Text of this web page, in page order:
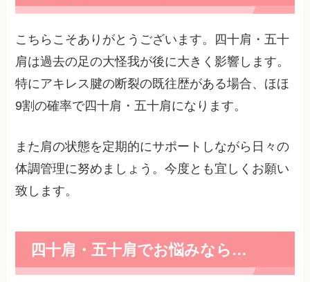
こちらこそありがとうございます。四十肩・五十
肩は過去の足の大怪我が後に大きく影響します。
特にアキレス腱の断裂の既往歴がある場合、ほほ
9割の確率で四十肩・五十肩になります。
また肩の状態を定期的にサポートしながら日々の
体調管理に努めましょう。今度とも宜しくお願い
致します。
四十肩・五十肩でお悩みなら…